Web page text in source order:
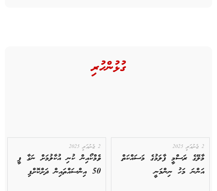
ގުޅުންހުރި
2 ޖެނުއަރީ 2025
މާލޭގެ ރަސްމީ ފާލަމުގެ މަސައްކަތް
އަންނަ މަހު ނިންމަނީ
2 ޖެނުއަރީ 2025
ވެމްކޯއިން ކުނި އުކާލުމަށް ނަގާ ފީ
50 އިންސައްތައިން ދަށްކޮށްފި